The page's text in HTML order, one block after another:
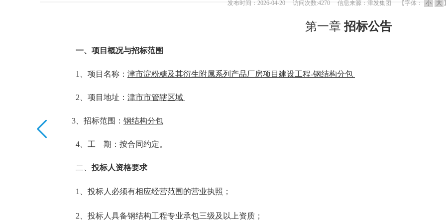
发布时间：2026-04-20 访问次数:4270 信息来源：津发集团 【字体： 小 大
第一章招标公告
一、项目概况与招标范围
1、项目名称： 津市淀粉糖及其衍生附属系列产品厂房项目建设工程-钢结构分包
2、项目地址： 津市市管辖区域
3、招标范围： 钢结构分包
4 、工 期：按合同约定。
二、 投标人资格要求
1、投标人必须有相应经营范围的营业执照；
2、投标人具备钢结构工程专业承包三级及以上资质；